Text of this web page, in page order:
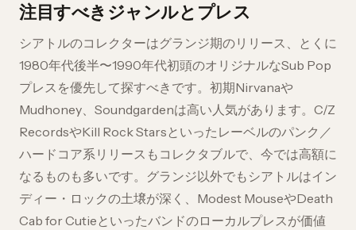
注目すべきジャンルとプレス
シアトルのコレクターはグランジ期のリリース、とくに
1980年代後半〜1990年代初頭のオリジナルなSub Pop
プレスを優先して探すべきです。初期Nirvanaや
Mudhoney、Soundgardenは高い人気があります。C/Z
RecordsやKill Rock Starsといったレーベルのパンク／
ハードコア系リリースもコレクタブルで、今では高額に
なるものも多いです。グランジ以外でもシアトルはイン
ディー・ロックの土壌が深く、Modest MouseやDeath
Cab for Cutieといったバンドのローカルプレスが価値